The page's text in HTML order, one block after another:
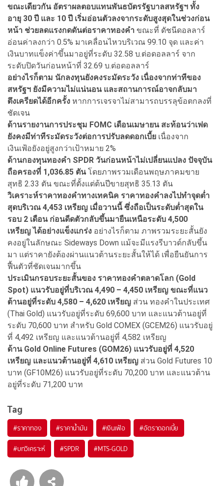
ขณะเดียวกัน อัตราผลตอบแทนพันธบัตรรัฐบาลสหรัฐฯ ทั้ง
อายุ 30 ปี และ 10 ปี เริ่มอ่อนตัวลงจากระดับสูงสุดในช่วงก่อน
หน้า ช่วยลดแรงกดดันต่อราคาทองคํา ขณะที่ ดัชนีดอลลาร์
อ่อนค่าลงกว่า 0.5% มาเคลื่อนไหวบริเวณ 99.10 จุด และค่า
เงินบาทแข็งค่าขึ้นมาอยู่ที่ระดับ 32.58 บ.ต่อดอลลาร์ จาก
ระดับปิดวันก่อนหน้าที่ 32.69 บ.ต่อดอลลาร์
อย่างไรก็ตาม นักลงทุนยังคงระมัดระวัง เนื่องจากท่าทีของ
สหรัฐฯ ยังมีความไม่แน่นอน และสถานการณ์อาจกลับมา
ตึงเครียดได้อีกครั้ง หากการเจรจาไม่สามารถบรรลุข้อตกลงที่
ชัดเจน
ด้านรายงานการประชุม FOMC เดือนเมษายน สะท้อนว่าเฟด
ยังคงมีท่าทีระมัดระวังต่อการปรับลดดอกเบี้ย เนื่องจาก
เงินเฟ้อยังอยู่สูงกว่าเป้าหมาย 2%
ด้านกองทุนทองคํา SPDR วันก่อนหน้าไม่เปลี่ยนแปลง ปัจจุบัน
ถือครองที่ 1,036.85 ตันโดยภาพรวมเดือนพฤษภาคมขาย
สุทธิ 2.33 ตัน ขณะที่ตั้งแต่ต้นปีขายสุทธิ 35.13 ตัน
วิเคราะห์ราคาทองคําทางเทคนิค ราคาทองคําลงไปทําจุดตํ่า
สุดบริเวณ 4,453 เหรียญ เมื่อวานนี้ ซึ่งถือเป็นระดับตํ่าสุดใน
รอบ 2 เดือน ก่อนดีดตัวกลับขึ้นมายืนเหนือระดับ 4,500
เหรียญ ได้อย่างแข็งแกร่ง อย่างไรก็ตาม ภาพรวมระยะสั้นยัง
คงอยู่ในลักษณะ Sideways Down แม้จะมีแรงรีบาวด์กลับขึ้น
มา แต่ราคายังต้องผ่านแนวต้านระยะสั้นให้ได้ เพื่อยืนยันการ
ฟื้นตัวที่ชัดเจนมากขึ้น
ประเมินกรอบระยะสั้นของ ราคาทองคําตลาดโลก (Gold
Spot) แนวรับอยู่ที่บริเวณ 4,490 – 4,450 เหรียญ ขณะที่แนว
ต้านอยู่ที่ระดับ 4,580 – 4,620 เหรียญ ส่วน ทองคําในประเทศ
(Thai Gold) แนวรับอยู่ที่ระดับ 69,600 บาท และแนวต้านอยู่ที่
ระดับ 70,600 บาท สําหรับ Gold COMEX (GCEM26) แนวรับอยู่
ที่ 4,492 เหรียญ และแนวต้านอยู่ที่ 4,582 เหรียญ
ด้าน Gold Online Futures (GOM26) แนวรับอยู่ที่ 4,520
เหรียญ และแนวต้านอยู่ที่ 4,610 เหรียญ ส่วน Gold Futures 10
บาท (GF10M26) แนวรับอยู่ที่ระดับ 70,200 บาท และแนวต้าน
อยู่ที่ระดับ 71,200 บาท
Tag
#ราคาทอง #ราคาน้ำมัน #เงินเฟ้อ #อัตราดอกเบี้ย
#บทวิเคราะห์ #SPDR #MTS-GOLD